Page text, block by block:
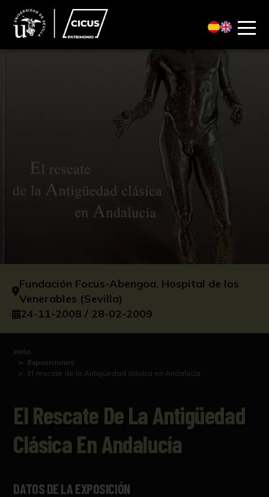
Fundación Focus-Abengoa. Hospital de los
Venerables (Sevilla)
24-11-2008 / 28-02-2009
Inicio
Exposiciones
El rescate de la Antigüedad clásica en Andalucía
El Rescate De La Antigüedad
Clásica En Andalucía
DATOS DE LA EXPOSICIÓN